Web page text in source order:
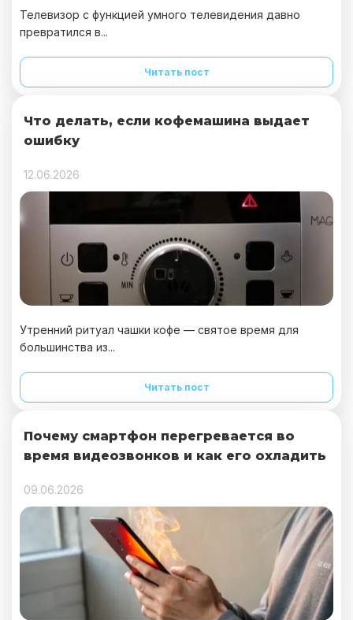
Телевизор с функцией умного телевидения давно
превратился в...
Читать пост
Что делать, если кофемашина выдает
ошибку
12.06.2026
Утренний ритуал чашки кофе — святое время для
большинства из...
Читать пост
Почему смартфон перегревается во
время видеозвонков и как его охладить
09.06.2026